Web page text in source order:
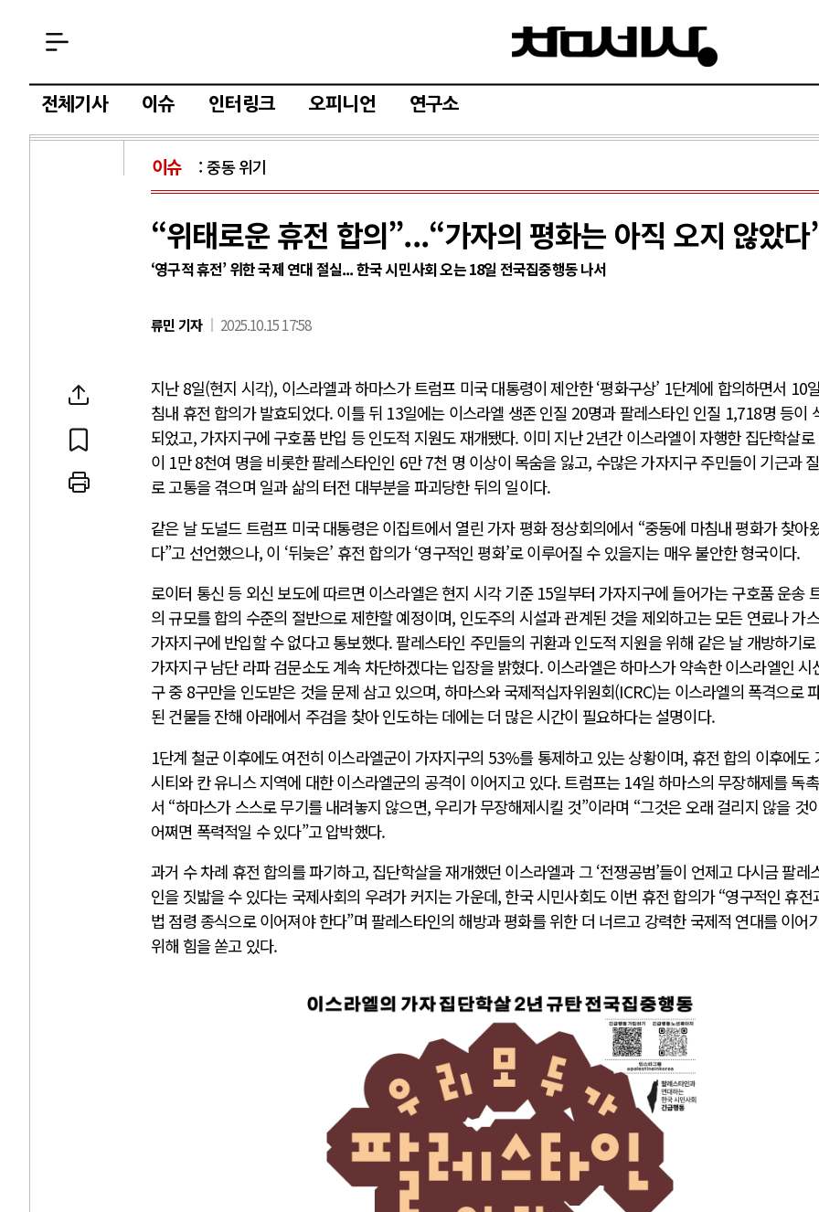
전체기사 이슈 인터링크 오피니언 연구소
이슈 중동 위기
“위태로운 휴전 합의”...“가자의 평화는 아직 오지 않았다
‘영구적 휴전’ 위한 국제 연대 절실... 한국 시민사회 오는 18일 전국집중행동 나서
류민 기자 2025.10.15 17:58
지난 8일(현지 시각), 이스라엘과 하마스가 트럼프 미국 대통령이 제안한 ‘평화구상’ 1단계에 합의하면서 10
침내 휴전 합의가 발효되었다. 이틀 뒤 13일에는 이스라엘 생존 인질 20명과 팔레스타인 인질 1,718명 등이
되었고, 가자지구에 구호품 반입 등 인도적 지원도 재개됐다. 이미 지난 2년간 이스라엘이 자행한 집단학살로
이 1만 8천여 명을 비롯한 팔레스타인인 6만 7천 명 이상이 목숨을 잃고, 수많은 가자지구 주민들이 기근과
로 고통을 겪으며 일과 삶의 터전 대부분을 파괴당한 뒤의 일이다.
같은 날 도널드 트럼프 미국 대통령은 이집트에서 열린 가자 평화 정상회의에서 “중동에 마침내 평화가 찾아
다”고 선언했으나, 이 ‘뒤늦은’ 휴전 합의가 ‘영구적인 평화’로 이루어질 수 있을지는 매우 불안한 형국이다.
로이터 통신 등 외신 보도에 따르면 이스라엘은 현지 시각 기준 15일부터 가자지구에 들어가는 구호품 운송
의 규모를 합의 수준의 절반으로 제한할 예정이며, 인도주의 시설과 관계된 것을 제외하고는 모든 연료나 가
가자지구에 반입할 수 없다고 통보했다. 팔레스타인 주민들의 귀환과 인도적 지원을 위해 같은 날 개방하기
가자지구 남단 라파 검문소도 계속 차단하겠다는 입장을 밝혔다. 이스라엘은 하마스가 약속한 이스라엘인 시
구 중 8구만을 인도받은 것을 문제 삼고 있으며, 하마스와 국제적십자위원회(ICRC)는 이스라엘의 폭격으로
된 건물들 잔해 아래에서 주검을 찾아 인도하는 데에는 더 많은 시간이 필요하다는 설명이다.
1단계 철군 이후에도 여전히 이스라엘군이 가자지구의 53%를 통제하고 있는 상황이며, 휴전 합의 이후에도
시티와 칸 유니스 지역에 대한 이스라엘군의 공격이 이어지고 있다. 트럼프는 14일 하마스의 무장해제를 독
서 “하마스가 스스로 무기를 내려놓지 않으면, 우리가 무장해제시킬 것”이라며 “그것은 오래 걸리지 않을 것
어쩌면 폭력적일 수 있다”고 압박했다.
과거 수 차례 휴전 합의를 파기하고, 집단학살을 재개했던 이스라엘과 그 ‘전쟁공범’들이 언제고 다시금 팔레
인을 짓밟을 수 있다는 국제사회의 우려가 커지는 가운데, 한국 시민사회도 이번 휴전 합의가 “영구적인 휴전
법 점령 종식으로 이어져야 한다”며 팔레스타인의 해방과 평화를 위한 더 너르고 강력한 국제적 연대를 이어
위해 힘을 쏟고 있다.
EU·우크라이나 드론 협력 직후, 러시아..
나토, 우크라 군사지원 2027년까지 공..
우크라이나, 덴마크, 에스토니아, 네덜란..
러·우크라, 대규모 공습 주고받아…민간 ..
호르무즈 해협 통행료를 철회한 트럼프
이란, 호르무즈 해협 봉쇄 선택한 배경
트럼프, 이란 압박수단 한계 직면
하마스, 가자 통치권 이양으로 휴전 의지..